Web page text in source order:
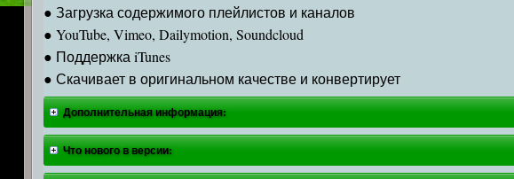
● Загрузка содержимого плейлистов и каналов
● YouTube, Vimeo, Dailymotion, Soundcloud
● Поддержка iTunes
● Скачивает в оригинальном качестве и конвертирует
Дополнительная информация:
Что нового в версии: